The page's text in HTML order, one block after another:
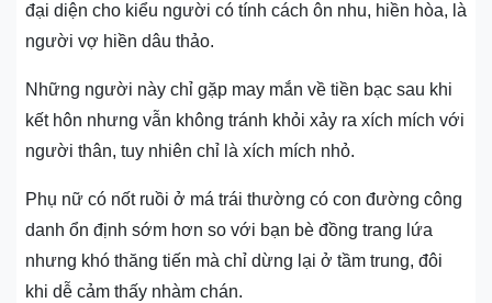
đại diện cho kiểu người có tính cách ôn nhu, hiền hòa, là
người vợ hiền dâu thảo.
Những người này chỉ gặp may mắn về tiền bạc sau khi
kết hôn nhưng vẫn không tránh khỏi xảy ra xích mích với
người thân, tuy nhiên chỉ là xích mích nhỏ.
Phụ nữ có nốt ruồi ở má trái thường có con đường công
danh ổn định sớm hơn so với bạn bè đồng trang lứa
nhưng khó thăng tiến mà chỉ dừng lại ở tầm trung, đôi
khi dễ cảm thấy nhàm chán.